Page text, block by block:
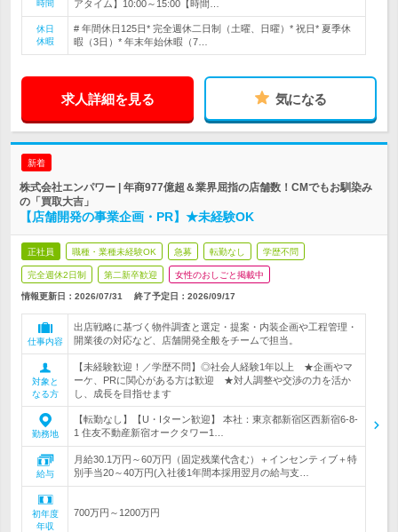
時間
アタイム】10:00～15:00【時間…
休日
休暇
# 年間休日125日* 完全週休二日制（土曜、日曜）* 祝日* 夏季休
暇（3日）* 年末年始休暇（7…
求人詳細を見る 気になる
新着
株式会社エンパワー | 年商977億超＆業界屈指の店舗数！CMでもお馴染み
の「買取大吉」
【店舗開発の事業企画・PR】★未経験OK
正社員 職種・業種未経験OK 急募 転勤なし 学歴不問
完全週休2日制 第二新卒歓迎 女性のおしごと掲載中
情報更新日：2026/07/31 終了予定日： 2026/09/17
仕事内容
出店戦略に基づく物件調査と選定・提案・内装企画や工程管理・
開業後の対応など、店舗開発全般をチームで担当。
対象と
なる方
【未経験歓迎！／学歴不問】◎社会人経験1年以上 ★企画やマ
ーケ、PRに関心がある方は歓迎 ★対人調整や交渉の力を活か
し、成長を目指せます
勤務地
【転勤なし】【U・Iターン歓迎】 本社：東京都新宿区西新宿6-8-
1 住友不動産新宿オークタワー1…
給与
月給30.1万円～60万円（固定残業代含む）＋インセンティブ＋特
別手当20～40万円(入社後1年間本採用翌月の給与支…
初年度
年収
700万円～1200万円